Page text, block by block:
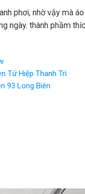
phơi, nhờ vậy mà
ngày. thành phầm
Tứ Hiệp Thanh Trì
93 Long Biên